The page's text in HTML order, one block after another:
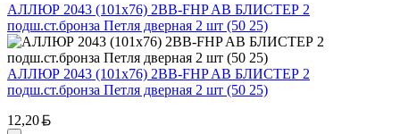
АЛЛЮР 2043 (101х76) 2BB-FHP AB БЛИСТЕР 2
подш.ст.бронза Петля дверная 2 шт (50 25)
АЛЛЮР 2043 (101х76) 2BB-FHP AB БЛИСТЕР 2
подш.ст.бронза Петля дверная 2 шт (50 25)
12,20